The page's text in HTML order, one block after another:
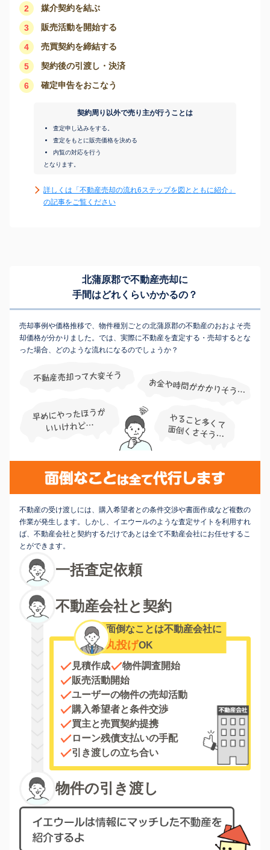
2 媒介契約を結ぶ
3 販売活動を開始する
4 売買契約を締結する
5 契約後の引渡し・決済
6 確定申告をおこなう
契約周り以外で売り主が行うことは
査定申し込みをする。
査定をもとに販売価格を決める
内覧の対応を行う
となります。
詳しくは「不動産売却の流れ6ステップを図とともに紹介」
の記事をご覧ください
北蒲原郡で不動産売却に
手間はどれくらいかかるの？
売却事例や価格推移で、物件種別ごとの北蒲原郡の不動産のおおよそ売
却価格が分かりました。では、実際に不動産を査定する・売却するとな
った場合、どのような流れになるのでしょうか？
不動産の受け渡しには、購入希望者との条件交渉や書面作成など複数の
作業が発生します。しかし、イエウールのような査定サイトを利用すれ
ば、不動産会社と契約するだけであとは全て不動産会社にお任せするこ
とができます。
一括査定依頼
不動産会社と契約
面倒なことは不動産会社に
丸投げOK
見積作成
物件調査開始
販売活動開始
ユーザーの物件の売却活動
購入希望者と条件交渉
買主と売買契約提携
ローン残債支払いの手配
引き渡しの立ち合い
物件の引き渡し